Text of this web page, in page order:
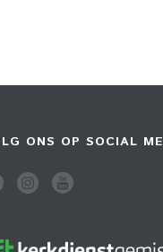
ONS OP SOCIAL